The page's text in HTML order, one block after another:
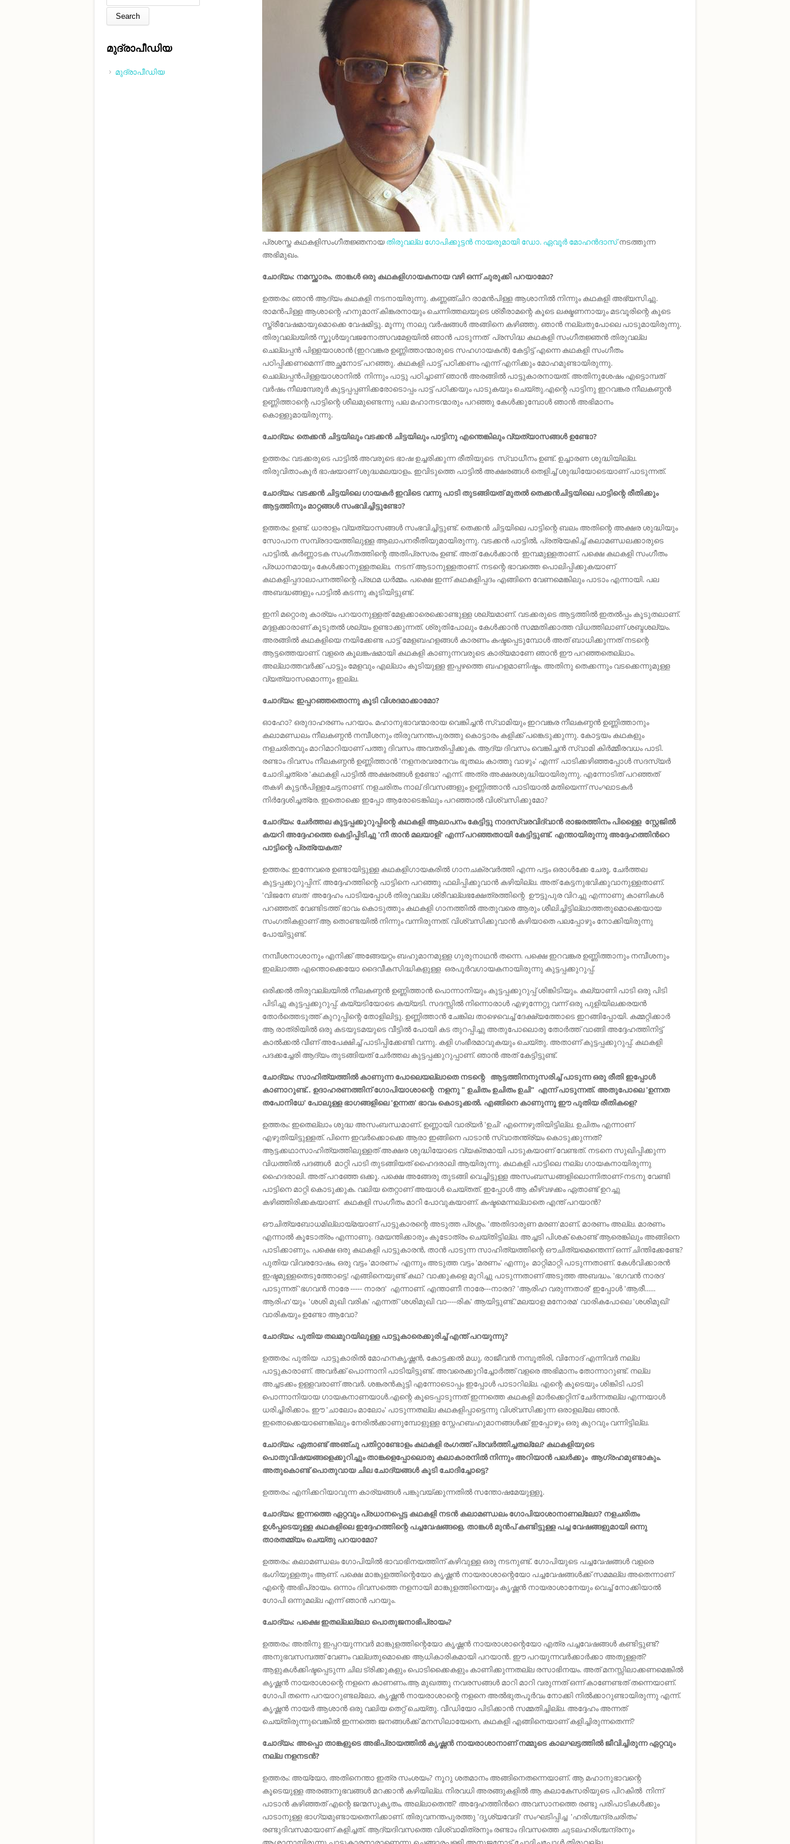
പ്രശസ്ത കഥകളിസംഗീതജ്ഞനായതിരുവല്ല ഗോപിക്കുട്ടൻ നായരുമായി ഡോ. ഏവൂർ മോഹൻദാസ്നടത്തുന്ന
അഭിമുഖം.
ചോദ്യം: നമസ്ക്കാരം. താങ്കൾ ഒരു കഥകളിഗായകനായ വഴി ഒന്ന് ചുരുക്കി പറയാമോ?
ഉത്തരം: ഞാന്‍ ആദ്യം കഥകളി നടനായിരുന്നു. കണ്ണഞ്ചിറ രാമന്‍പിള്ള ആശാനില്‍ നിന്നും കഥകളി അഭ്യസിച്ചു.
രാമന്‍പിള്ള ആശാന്റെ ഹനുമാന് കിങ്കരനായും ചെന്നിത്തലയുടെ ശ്രീരാമന്റെ കൂടെ ലക്ഷ്മണനായും മടവൂരിന്റെ കൂടെ
സ്ത്രീവേഷമായുമൊക്കെ വേഷമിട്ടു. മൂന്നു നാലു വര്‍ഷങ്ങള്‍ അങ്ങിനെ കഴിഞ്ഞു. ഞാന്‍ നല്ലതുപോലെ പാടുമായിരുന്നു.
തിരുവല്ലയില്‍ സ്കൂള്‍യുവജനോത്സവമേളയില്‍ ഞാന്‍ പാടുന്നത് പ്രസിദ്ധ കഥകളി സംഗീതജ്ഞൻ തിരുവല്ല
ചെല്ലപ്പന്‍ പിള്ളയാശാന്‍ (ഇറവങ്കര ഉണ്ണിത്താന്മാരുടെ സഹഗായകൻ) കേട്ടിട്ട് എന്നെ കഥകളി സംഗീതം
പഠിപ്പിക്കണമെന്ന് അച്ഛനോട് പറഞ്ഞു. കഥകളി പാട്ട് പഠിക്കണം എന്ന് എനിക്കും മോഹമുണ്ടായിരുന്നു.
ചെല്ലപ്പന്‍പിള്ളയാശാനിൽ നിന്നും പാട്ടു പഠിച്ചാണ് ഞാന്‍ അരങ്ങില്‍ പാട്ടുകാരനായത്. അതിനുശേഷം എട്ടൊമ്പത്
വർഷം നീലമ്പേരൂർ കുട്ടപ്പപ്പണിക്കരോടൊപ്പം പാട്ട് പഠിക്കയും പാടുകയും ചെയ്തു.എന്റെ പാട്ടിനു ഇറവങ്കര നീലകണ്ഠന്‍
ഉണ്ണിത്താന്റെ പാട്ടിന്റെ ശീലമുണ്ടെന്നു പല മഹാനടന്മാരും പറഞ്ഞു കേള്‍ക്കുമ്പോള്‍ ഞാന്‍ അഭിമാനം
കൊള്ളുമായിരുന്നു.
ചോദ്യം: തെക്കന്‍ ചിട്ടയിലും വടക്കന്‍ ചിട്ടയിലും പാട്ടിനു എന്തെങ്കിലും വ്യത്യാസങ്ങൾ ഉണ്ടോ?
ഉത്തരം: വടക്കരുടെ പാട്ടില്‍ അവരുടെ ഭാഷ ഉച്ചരിക്കുന്ന രീതിയുടെ സ്വാധീനം ഉണ്ട്. ഉച്ചാരണ ശുദ്ധിയില്ല.
തിരുവിതാംകൂര്‍ ഭാഷയാണ്‌ ശുദ്ധമലയാളം. ഇവിടുത്തെ പാട്ടില്‍ അക്ഷരങ്ങള്‍ തെളിച്ച് ശുദ്ധിയോടെയാണ് പാടുന്നത്.
ചോദ്യം: വടക്കൻ ചിട്ടയിലെ ഗായകര്‍ ഇവിടെ വന്നു പാടി തുടങ്ങിയത് മുതല്‍ തെക്കന്‍ചിട്ടയിലെ പാട്ടിന്റെ രീതിക്കും
ആട്ടത്തിനും മാറ്റങ്ങള്‍ സംഭവിച്ചിട്ടുണ്ടോ?
ഉത്തരം: ഉണ്ട്. ധാരാളം വ്യത്യാസങ്ങൾ സംഭവിച്ചിട്ടുണ്ട്. തെക്കന്‍ ചിട്ടയിലെ പാട്ടിന്റെ ബലം അതിന്റെ അക്ഷര ശുദ്ധിയും
സോപാന സമ്പ്രദായത്തിലുള്ള ആലാപനരീതിയുമായിരുന്നു. വടക്കൻ പാട്ടിൽ, പ്രത്യേകിച്ച് കലാമണ്ഡലക്കാരുടെ
പാട്ടിൽ, കർണ്ണാടക സംഗീതത്തിന്റെ അതിപ്രസരം ഉണ്ട്. അത് കേൾക്കാൻ ഇമ്പമുള്ളതാണ്. പക്ഷെ കഥകളി സംഗീതം
പ്രധാനമായും കേൾക്കാനുള്ളതല്ല, നടന് ആടാനുള്ളതാണ്. നടന്റെ ഭാവത്തെ പൊലിപ്പിക്കുകയാണ്
കഥകളിപ്പദാലാപനത്തിന്റെ പ്രഥമ ധർമ്മം. പക്ഷെ ഇന്ന് കഥകളിപ്പദം എങ്ങിനെ വേണമെങ്കിലും പാടാം എന്നായി. പല
അബദ്ധങ്ങളും പാട്ടില്‍ കടന്നു കൂടിയിട്ടുണ്ട്.
ഇനി മറ്റൊരു കാര്യം പറയാനുള്ളത് മേളക്കാരെക്കൊണ്ടുള്ള ശല്യമാണ്. വടക്കരുടെ ആട്ടത്തിൽ ഇതൽപ്പം കൂടുതലാണ്.
മദ്ദളക്കാരാണ് കൂടുതല്‍ ശല്യം ഉണ്ടാക്കുന്നത്‌. ശ്രുതിപോലും കേള്‍ക്കാന്‍ സമ്മതിക്കാത്ത വിധത്തിലാണ് ശബ്ദശല്യം.
അരങ്ങിൽ കഥകളിയെ നയിക്കേണ്ട പാട്ട് മേളബഹളങ്ങൾ കാരണം കഷ്ടപ്പെടുമ്പോൾ അത് ബാധിക്കുന്നത് നടന്റെ
ആട്ടത്തെയാണ്. വളരെ കൂലങ്കഷമായി കഥകളി കാണുന്നവരുടെ കാര്യമാണേ ഞാൻ ഈ പറഞ്ഞതെല്ലാം.
അല്ലാത്തവർക്ക് പാട്ടും മേളവും എല്ലാം കൂടിയുള്ള ഇപ്പഴത്തെ ബഹളമാണിഷ്ടം. അതിനു തെക്കന്നും വടക്കെന്നുമുള്ള
വ്യത്യാസമൊന്നും ഇല്ല.
ചോദ്യം: ഇപ്പറഞ്ഞതൊന്നു കൂടി വിശദമാക്കാമോ?
ഓഹോ? ഒരുദാഹരണം പറയാം. മഹാനുഭാവന്മാരായ വെങ്കിച്ചന്‍ സ്വാമിയും ഇറവങ്കര നീലകണ്ഠന്‍ ഉണ്ണിത്താനും
കലാമണ്ഡലം നീലകണ്ഠന്‍ നമ്പീശനും തിരുവനന്തപുരത്തു കൊട്ടാരം കളിക്ക് പങ്കെടുക്കുന്നു. കോട്ടയം കഥകളും
നളചരിതവും മാറിമാറിയാണ് പത്തു ദിവസം അവതരിപ്പിക്കുക. ആദ്യ ദിവസം വെങ്കിച്ചന്‍ സ്വാമി കിർമ്മീരവധം പാടി.
രണ്ടാം ദിവസം നീലകണ്ഠന്‍ ഉണ്ണിത്താന്‍ 'നളനരവരനേവം ഭൂതലം കാത്തു വാഴും' എന്ന് പാടിക്കഴിഞ്ഞപ്പോള്‍ സദസ്യര്‍
ചോദിച്ചത്രെ 'കഥകളി പാട്ടില്‍ അക്ഷരങ്ങള്‍ ഉണ്ടോ' എന്ന്. അത്ര അക്ഷരശുദ്ധിയായിരുന്നു. എന്നോടിത് പറഞ്ഞത്
തകഴി കുട്ടന്‍പിള്ളചേട്ടനാണ്. നളചരിതം നാല് ദിവസങ്ങളും ഉണ്ണിത്താന്‍ പാടിയാല്‍ മതിയെന്ന് സംഘാടകര്‍
നിര്‍ദ്ദേശിച്ചത്രേ. ഇതൊക്കെ ഇപ്പോ ആരോടെങ്കിലും പറഞ്ഞാല്‍ വിശ്വസിക്കുമോ?
ചോദ്യം: ചേര്‍ത്തല കുട്ടപ്പക്കുറുപ്പിന്റെ കഥകളി ആലാപനം കേട്ടിട്ടു നാദസ്വരവിദ്വാൻ രാജരത്തിനം പിള്ളൈ സ്റ്റേജിൽ
കയറി അദ്ദേഹത്തെ കെട്ടിപ്പിടിച്ചു 'നീ താൻ മലയാളി' എന്ന് പറഞ്ഞതായി കേട്ടിട്ടുണ്ട്. എന്തായിരുന്നു അദ്ദേഹത്തിൻറെ
പാട്ടിന്റെ പ്രത്യേകത?
ഉത്തരം: ഇന്നേവരെ ഉണ്ടായിട്ടുള്ള കഥകളിഗായകരിൽ ഗാനചക്രവര്‍ത്തി എന്ന പട്ടം ഒരാള്‍ക്കേ ചേരൂ, ചേര്‍ത്തല
കുട്ടപ്പക്കുറുപ്പിന്. അദ്ദേഹത്തിന്റെ പാട്ടിനെ പറഞ്ഞു ഫലിപ്പിക്കുവാന്‍ കഴിയില്ല. അത് കേട്ടനുഭവിക്കുവാനുള്ളതാണ്.
'വിജനേ ബത' അദ്ദേഹം പാടിയപ്പോള്‍ തിരുവല്ല ശ്രീവല്ലഭക്ഷേത്രത്തിന്റെ ഊട്ടുപുര വിറച്ചു എന്നാണു കാണികള്‍
പറഞ്ഞത്. വേണ്ടിടത്ത് ഭാവം കൊടുത്തും കഥകളി ഗാനത്തില്‍ അതുവരെ ആരും ശീലിച്ചിട്ടില്ലാത്തതുമൊക്കെയായ
സംഗതികളാണ് ആ തൊണ്ടയില്‍ നിന്നും വന്നിരുന്നത്. വിശ്വസിക്കുവാന്‍ കഴിയാതെ പലപ്പോഴും നോക്കിയിരുന്നു
പോയിട്ടുണ്ട്.
നമ്പീശനാശാനും എനിക്ക് അങ്ങേയറ്റം ബഹുമാനമുള്ള ഗുരുനാഥന്‍ തന്നെ. പക്ഷെ ഇറവങ്കര ഉണ്ണിത്താനും നമ്പീശനും
ഇല്ലാത്ത എന്തൊക്കെയോ ദൈവീകസിദ്ധികളുള്ള ഒരപൂര്‍വഗായകനായിരുന്നു കുട്ടപ്പക്കുറുപ്പ്.
ഒരിക്കല്‍ തിരുവല്ലയിൽ നീലകണ്ഠന്‍ ഉണ്ണിത്താന്‍ പൊന്നാനിയും കുട്ടപ്പക്കുറുപ്പ് ശിങ്കിടിയും. കല്യാണി പാടി ഒരു പിടി
പിടിച്ചു കുട്ടപ്പക്കുറുപ്പ്. കയ്യടിയോടെ കയ്യടി. സദസ്സില്‍ നിന്നൊരാള്‍ എഴുന്നേറ്റു വന്ന്‌ ഒരു പുളിയിലക്കരയന്‍
തോര്‍ത്തെടുത്ത് കുറുപ്പിന്റെ തോളിലിട്ടു. ഉണ്ണിത്താന്‍ ചേങ്കില താഴെവെച്ച് ദേക്ഷ്യത്തോടെ ഇറങ്ങിപ്പോയി. കമ്മറ്റിക്കാര്‍
ആ രാത്രിയില്‍ ഒരു കടയുടമയുടെ വീട്ടില്‍ പോയി കട തുറപ്പിച്ചു അതുപോലൊരു തോര്‍ത്ത് വാങ്ങി അദ്ദേഹത്തിനിട്ട്
കാല്‍ക്കല്‍ വീണ് അപേക്ഷിച്ച് പാടിപ്പിക്കേണ്ടി വന്നു. കളി ഗംഭീരമാവുകയും ചെയ്തു. അതാണ്‌ കുട്ടപ്പക്കുറുപ്പ്. കഥകളി
പദക്കച്ചേരി ആദ്യം തുടങ്ങിയത് ചേര്‍ത്തല കുട്ടപ്പക്കുറുപ്പാണ്. ഞാന്‍ അത് കേട്ടിട്ടുണ്ട്.
ചോദ്യം: സാഹിത്യത്തില്‍ കാണുന്ന പോലെയല്ലാതെ നടന്റെ ആട്ടത്തിനനുസരിച്ച് പാടുന്ന ഒരു രീതി ഇപ്പോൾ
കാണാറുണ്ട്‌.. ഉദാഹരണത്തിന് ഗോപിയാശാന്റെ നളനു " ഉചിതം ഉചിതം ഉചി" എന്ന് പാടുന്നത്. അതുപോലെ 'ഉന്നത
തപോനിധേ' പോലുള്ള ഭാഗങ്ങളിലെ 'ഉന്നത' ഭാവം കൊടുക്കൽ. എങ്ങിനെ കാണുന്നൂ ഈ പുതിയ രീതികളെ?
ഉത്തരം: ഇതെല്ലാം ശുദ്ധ അസംബന്ധമാണ്. ഉണ്ണായി വാര്യര്‍ 'ഉചി' എന്നെഴുതിയിട്ടില്ല. ഉചിതം എന്നാണ്
എഴുതിയിട്ടുള്ളത്. പിന്നെ ഇവര്‍ക്കൊക്കെ ആരാ ഇങ്ങിനെ പാടാന്‍ സ്വാതന്ത്ര്യം കൊടുക്കുന്നത്?
ആട്ടക്കഥാസാഹിത്യത്തിലുള്ളത്‌ അക്ഷര ശുദ്ധിയോടെ വ്യക്തമായി പാടുകയാണ് വേണ്ടത്. നടനെ സുഖിപ്പിക്കുന്ന
വിധത്തില്‍ പദങ്ങള്‍ മാറ്റി പാടി തുടങ്ങിയത് ഹൈദരാലി ആയിരുന്നു. കഥകളി പാട്ടിലെ നല്ല ഗായകനായിരുന്നു
ഹൈദരാലി. അത് പറഞ്ഞേ ഒക്കൂ. പക്ഷെ അങ്ങേരു തുടങ്ങി വെച്ചിട്ടുള്ള അസംബന്ധങ്ങളിലൊന്നിതാണ്-നടനു വേണ്ടി
പാട്ടിനെ മാറ്റി കൊടുക്കുക. വലിയ തെറ്റാണ് അയാൾ ചെയ്തത്. ഇപ്പോള്‍ ആ കീഴ്വഴക്കം ഏതാണ്ട് ഉറച്ചു
കഴിഞ്ഞിരിക്കകയാണ്. കഥകളി സംഗീതം മാറി പോവുകയാണ്. കഷ്ടമെന്നല്ലാതെ എന്ത് പറയാന്‍?
ഔചിത്യബോധമില്ലായ്മയാണ് പാട്ടുകാരന്റെ അടുത്ത പ്രശ്നം. 'അതിദാരുണ മരണ'മാണ്, മാരണം അല്ല. മാരണം
എന്നാല്‍ കൂടോത്രം എന്നാണു. ദമയന്തിക്കാരും കൂടോത്രം ചെയ്തിട്ടില്ല. അച്ചടി പിശക് കൊണ്ട് ആരെങ്കിലും അങ്ങിനെ
പാടിക്കാണും. പക്ഷെ ഒരു കഥകളി പാട്ടുകാരന്‍, താന്‍ പാടുന്ന സാഹിത്യത്തിന്റെ ഔചിത്യമെന്തെന്ന് ഒന്ന് ചിന്തിക്കേണ്ടേ?
പുതിയ വിവരദോഷം, ഒരു വട്ടം 'മാരണം' എന്നും അടുത്ത വട്ടം 'മരണം' എന്നും മാറ്റിമാറ്റി പാടുന്നതാണ്. കേൾവിക്കാരൻ
ഇഷ്ടമുള്ളതെടുത്തോട്ടെ! എങ്ങിനെയുണ്ട് കഥ? വാക്കുകളെ മുറിച്ചു പാടുന്നതാണ് അടുത്ത അബദ്ധം. 'ഭഗവൻ നാരദ'
പാടുന്നത് 'ഭഗവൻ നാരേ ----- നാരദ' എന്നാണ്. എന്താണീ നാരേ---നാരദ? 'ആരിഹ വരുന്നതാര്' ഇപ്പോള്‍ 'ആരീ......
ആരിഹ'യും 'ശശി മുഖി വരിക' എന്നത് 'ശശിമുഖി വാ----രിക' ആയിട്ടുണ്ട്‌.'മലയാള മനോരമ' വാരികപോലെ 'ശശിമുഖി'
വാരികയും ഉണ്ടോ ആവോ?
ചോദ്യം: പുതിയ തലമുറയിലുള്ള പാട്ടുകാരെക്കുരിച്ച് എന്ത് പറയുന്നു?
ഉത്തരം: പുതിയ പാട്ടുകാരില്‍ മോഹനകൃഷ്ണൻ, കോട്ടക്കല്‍ മധു, രാജീവന്‍ നമ്പൂതിരി, വിനോദ് എന്നിവര്‍ നല്ല
പാട്ടുകാരാണ്. അവര്‍ക്ക് പൊന്നാനി പാടിയിട്ടുണ്ട്. അവരെക്കുറിച്ചോർത്ത് വളരെ അഭിമാനം തോന്നാറുണ്ട്. നല്ല
അച്ചടക്കം ഉള്ളവരാണ് അവർ. ശങ്കരൻകുട്ടി എന്നോടൊപ്പം ഇപ്പോൾ പാടാറില്ല. എന്റെ കൂടെയും ശിങ്കിടി പാടി
പൊന്നാനിയായ ഗായകനാണയാൾ.എന്റെ കൂടെപ്പാടുന്നത് ഇന്നത്തെ കഥകളി മാർക്കെറ്റിന് ചേർന്നതല്ല എന്നയാൾ
ധരിച്ചിരിക്കാം. ഈ 'ചാലോം മാലോം' പാടുന്നതല്ല കഥകളിപ്പാട്ടെന്നു വിശ്വസിക്കുന്ന ഒരാളല്ലേ ഞാൻ.
ഇതൊക്കെയാണെങ്കിലും നേരിൽക്കാണുമ്പോളുള്ള സ്നേഹബഹുമാനങ്ങൾക്ക് ഇപ്പോഴും ഒരു കുറവും വന്നിട്ടില്ല.
ചോദ്യം: ഏതാണ്ട് അഞ്ചു പതിറ്റാണ്ടോളം കഥകളി രംഗത്ത് പ്രവർത്തിച്ചതല്ലേ? കഥകളിയുടെ
പൊതുവിഷയങ്ങളെക്കുറിച്ചും താങ്കളെപ്പോലൊരു കലാകാരനിൽ നിന്നും അറിയാൻ പലർക്കും ആഗ്രഹമുണ്ടാകും.
അതുകൊണ്ട് പൊതുവായ ചില ചോദ്യങ്ങൾ കൂടി ചോദിച്ചോട്ടെ?
ഉത്തരം: എനിക്കറിയാവുന്ന കാര്യങ്ങൾ പങ്കുവയ്ക്കുന്നതിൽ സന്തോഷമേയുള്ളൂ.
ചോദ്യം: ഇന്നത്തെ ഏറ്റവും പ്രധാനപ്പെട്ട കഥകളി നടൻ കലാമണ്ഡലം ഗോപിയാശാനാണല്ലോ? നളചരിതം
ഉള്‍പ്പടെയുള്ള കഥകളിലെ ഇദ്ദേഹത്തിന്റെ പച്ചവേഷങ്ങളെ, താങ്കൾ മുന്‍പ് കണ്ടിട്ടുള്ള പച്ച വേഷങ്ങളുമായി ഒന്നു
താരതമ്മ്യം ചെയ്തു പറയാമോ?
ഉത്തരം: കലാമണ്ഡലം ഗോപിയില്‍ ഭാവാഭിനയത്തിന് കഴിവുള്ള ഒരു നടനുണ്ട്‌. ഗോപിയുടെ പച്ചവേഷങ്ങൾ വളരെ
ഭംഗിയുള്ളതും ആണ്. പക്ഷെ മാങ്കുളത്തിന്റെയോ കൃഷ്ണൻ നായരാശാന്റെയോ പച്ചവേഷങ്ങൾക്ക് സമമല്ല അതെന്നാണ്‌
എന്റെ അഭിപ്രായം. ഒന്നാം ദിവസത്തെ നളനായി മാങ്കുളത്തിനെയും കൃഷ്ണന്‍ നായരാശാനേയും വെച്ച് നോക്കിയാല്‍
ഗോപി ഒന്നുമല്ല എന്ന് ഞാന്‍ പറയും.
ചോദ്യം: പക്ഷെ ഇതല്ലല്ലോ പൊതുജനാഭിപ്രായം?
ഉത്തരം: അതിനു ഇപ്പറയുന്നവർ മാങ്കുളത്തിന്റെയോ കൃഷ്ണൻ നായരാശാന്റെയോ എത്ര പച്ചവേഷങ്ങൾ കണ്ടിട്ടുണ്ട്?
അനുഭവസമ്പത്ത് വേണം വല്ലതുമൊക്കെ ആധികാരികമായി പറയാൻ. ഈ പറയുന്നവര്‍ക്കാര്‍ക്കാ അതുള്ളത്‌?
ആളുകൾക്കിഷ്ടപ്പെടുന്ന ചില ട്രിക്കുകളും പൊടിക്കൈകളും കാണിക്കുന്നതല്ല രസാഭിനയം. അത് മനസ്സിലാക്കണമെങ്കിൽ
കൃഷ്ണൻ നായരാശാന്റെ നളനെ കാണണം.ആ മുഖത്തു നവരസങ്ങൾ മാറി മാറി വരുന്നത് ഒന്ന് കാണേണ്ടത് തന്നെയാണ്.
ഗോപി തന്നെ പറയാറുണ്ടല്ലോ, കൃഷ്ണൻ നായരാശാന്റെ നളനെ അൽഭുതപൂർവം നോക്കി നിൽക്കാറുണ്ടായിരുന്നു എന്ന്.
കൃഷ്ണന്‍ നായര്‍ ആശാന്‍ ഒരു വലിയ തെറ്റ് ചെയ്തു. വീഡിയോ പിടിക്കാന്‍ സമ്മതിച്ചില്ല. അദ്ദേഹം അന്നത്
ചെയ്തിരുന്നുവെങ്കില്‍ ഇന്നത്തെ ജനങ്ങള്‍ക്ക്‌ മനസിലായേനെ, കഥകളി എങ്ങിനെയാണ് കളിച്ചിരുന്നതെന്ന്?
ചോദ്യം: അപ്പൊ താങ്കളുടെ അഭിപ്രായത്തിൽ കൃഷ്ണൻ നായരാശാനാണ് നമ്മുടെ കാലഘട്ടത്തിൽ ജീവിച്ചിരുന്ന ഏറ്റവും
നല്ല നളനടൻ?
ഉത്തരം: അയ്യോ, അതിനെന്താ ഇത്ര സംശയം? നൂറു ശതമാനം അങ്ങിനെതന്നെയാണ്. ആ മഹാനുഭാവന്റെ
കൂടെയുള്ള അരങ്ങനുഭവങ്ങൾ മറക്കാൻ കഴിയില്ല. നിരവധി അരങ്ങുകളിൽ ആ കലാകേസരിയുടെ പിറകിൽ നിന്ന്
പാടാൻ കഴിഞ്ഞത് എന്റെ ജന്മസുകൃതം, അല്ലാതെന്ത്‌? അദ്ദേഹത്തിൻറെ അവസാനത്തെ രണ്ടു പരിപാടികൾക്കും
പാടാനുള്ള ഭാഗ്യമുണ്ടായതെനിക്കാണ്. തിരുവനന്തപുരത്തു 'ദൃശ്യവേദി' സംഘടിപ്പിച്ച 'ഹരിശ്ചന്ദ്രചരിതം'
രണ്ടുദിവസമായാണ് കളിച്ചത്. ആദ്യദിവസത്തെ വിശ്വാമിത്രനും രണ്ടാം ദിവസത്തെ ചുടലഹരിശ്ചന്ദ്രനും
മുദ്രാപീഡിയ
മുദ്രാപീഡിയ